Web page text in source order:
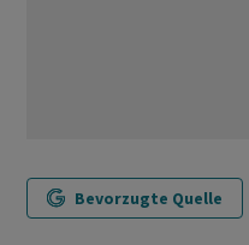
Bevorzugte Quelle